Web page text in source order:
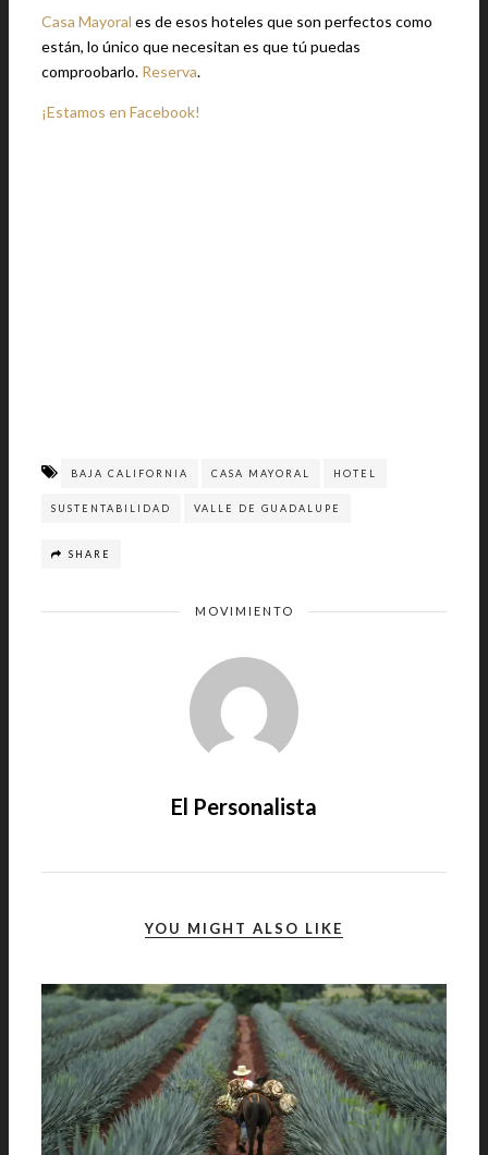
Casa Mayoral es de esos hoteles que son perfectos como
están, lo único que necesitan es que tú puedas
comproobarlo. Reserva.
¡Estamos en Facebook!
BAJA CALIFORNIA CASA MAYORAL HOTEL
SUSTENTABILIDAD VALLE DE GUADALUPE
SHARE
MOVIMIENTO
El Personalista
YOU MIGHT ALSO LIKE